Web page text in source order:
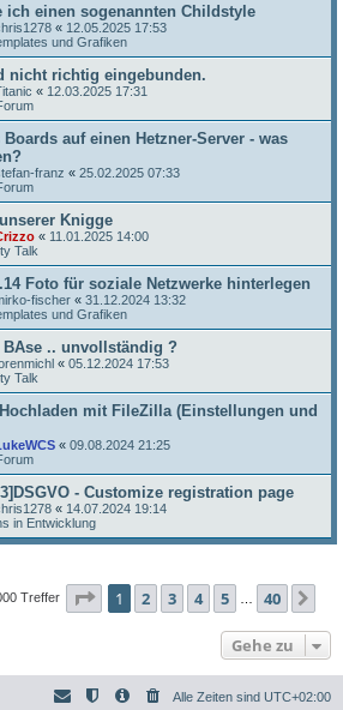
ich einen sogenannten Childstyle
« 12.05.2025 17:53
und Grafiken
nicht richtig eingebunden.
« 12.03.2025 17:31
auf einen Hetzner-Server - was
franz « 25.02.2025 07:33
Knigge
« 11.01.2025 14:00
Talk
Foto für soziale Netzwerke hinterlegen
fischer « 31.12.2024 13:32
und Grafiken
.. unvollständig ?
« 05.12.2024 17:53
Talk
mit FileZilla (Einstellungen und
« 09.08.2024 21:25
- Customize registration page
« 14.07.2024 19:14
in Entwicklung
Treffer Seite 1von 40
1 2 3 4 5 40
Gehe zu
Alle Zeiten sind UTC+02:00